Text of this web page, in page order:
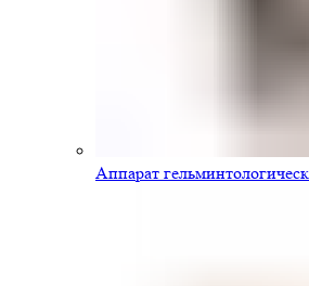
Аппарат